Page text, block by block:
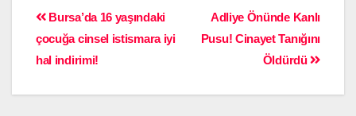
Adliye Önünde Kanlı
Pusu! Cinayet Tanığını
Öldürdü
Bursa’da 16 yaşındaki
çocuğa cinsel istismara iyi
hal indirimi!